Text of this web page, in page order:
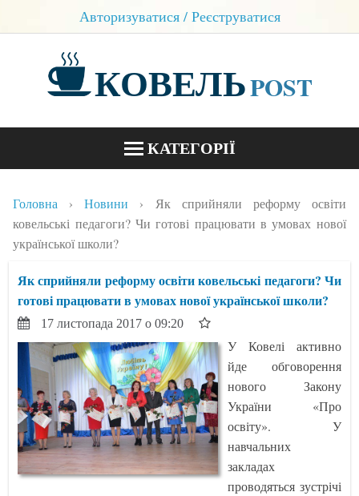
Авторизуватися / Реєструватися
КОВЕЛЬPOST
КАТЕГОРІЇ
БЛОГИ
Головна Новини
Як сприйняли реформу освіти
ковельські педагоги? Чи готові працювати в умовах нової
української школи?
Як сприйняли реформу освіти ковельські педагоги? Чи
готові працювати в умовах нової української школи?
17 листопада 2017 о 09:20
У Ковелі активно
йде обговорення
нового Закону
України «Про
освіту». У
навчальних
закладах
проводяться зустрічі